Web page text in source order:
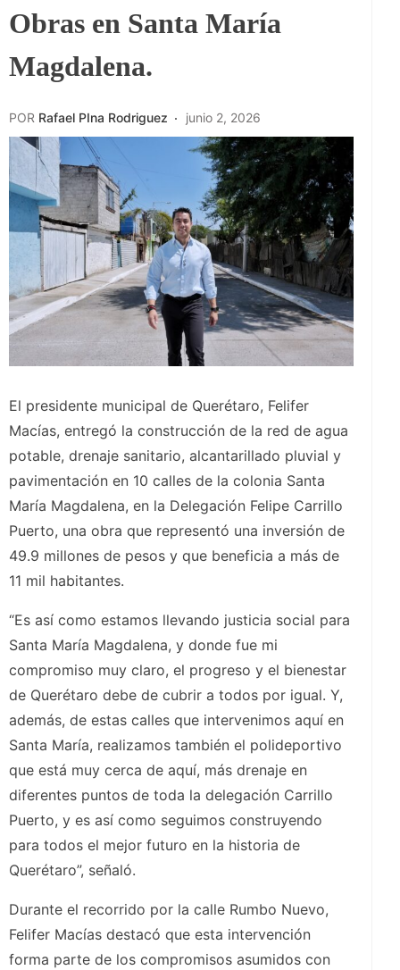
Obras en Santa María
Magdalena.
POR Rafael PIna Rodriguez junio 2, 2026
El presidente municipal de Querétaro, Felifer
Macías, entregó la construcción de la red de agua
potable, drenaje sanitario, alcantarillado pluvial y
pavimentación en 10 calles de la colonia Santa
María Magdalena, en la Delegación Felipe Carrillo
Puerto, una obra que representó una inversión de
49.9 millones de pesos y que beneficia a más de
11 mil habitantes.
“Es así como estamos llevando justicia social para
Santa María Magdalena, y donde fue mi
compromiso muy claro, el progreso y el bienestar
de Querétaro debe de cubrir a todos por igual. Y,
además, de estas calles que intervenimos aquí en
Santa María, realizamos también el polideportivo
que está muy cerca de aquí, más drenaje en
diferentes puntos de toda la delegación Carrillo
Puerto, y es así como seguimos construyendo
para todos el mejor futuro en la historia de
Querétaro”, señaló.
Durante el recorrido por la calle Rumbo Nuevo,
Felifer Macías destacó que esta intervención
forma parte de los compromisos asumidos con